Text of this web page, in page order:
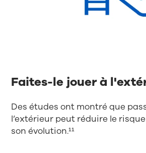
Faites-le jouer à
Des études ont montré que
l’extérieur peut réduire le
son évolution.¹¹